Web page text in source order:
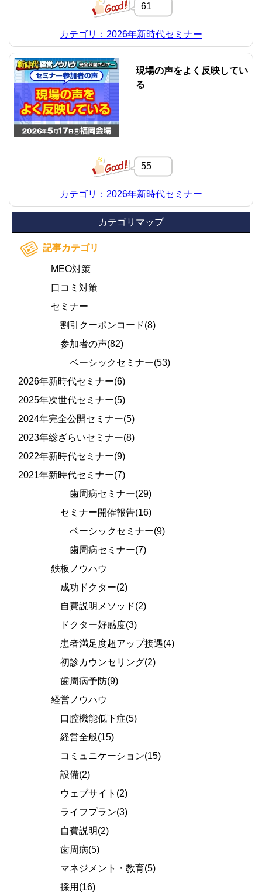
61
カテゴリ：2026年新時代セミナー
現場の声をよく反映してい
る
55
カテゴリ：2026年新時代セミナー
カテゴリマップ
記事カテゴリ
MEO対策
口コミ対策
セミナー
割引クーポンコード(8)
参加者の声(82)
ベーシックセミナー(53)
2026年新時代セミナー(6)
2025年次世代セミナー(5)
2024年完全公開セミナー(5)
2023年総ざらいセミナー(8)
2022年新時代セミナー(9)
2021年新時代セミナー(7)
歯周病セミナー(29)
セミナー開催報告(16)
ベーシックセミナー(9)
歯周病セミナー(7)
鉄板ノウハウ
成功ドクター(2)
自費説明メソッド(2)
ドクター好感度(3)
患者満足度超アップ接遇(4)
初診カウンセリング(2)
歯周病予防(9)
経営ノウハウ
口腔機能低下症(5)
経営全般(15)
コミュニケーション(15)
設備(2)
ウェブサイト(2)
ライフプラン(3)
自費説明(2)
歯周病(5)
マネジメント・教育(5)
採用(16)